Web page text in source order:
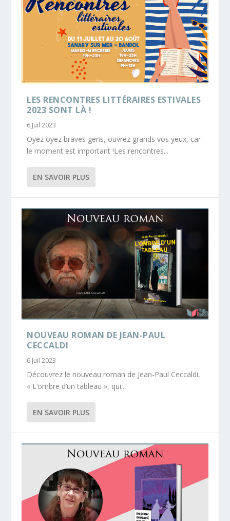
LES RENCONTRES LITTÉRAIRES ESTIVALES
2023 SONT LÀ !
6 Juil 2023
Oyez oyez braves gens, ouvrez grands vos yeux, car
le moment est important !Les rencontres...
EN SAVOIR PLUS
NOUVEAU ROMAN DE JEAN-PAUL
CECCALDI
6 Juil 2023
Découvrez le nouveau roman de Jean-Paul Ceccaldi,
« L’ombre d’un tableau », qui...
EN SAVOIR PLUS